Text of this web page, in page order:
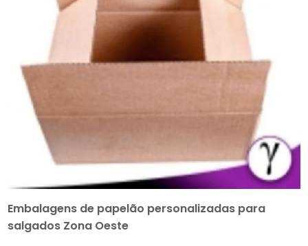
Embalagens de papelão personalizadas para
salgados Zona Oeste